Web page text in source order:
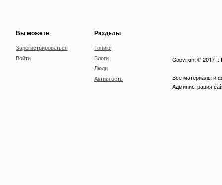
Вы можете
Зарегистрироваться
Войти
Разделы
Топики
Блоги
Люди
Активность
Copyright © 2017 ::
Все материалы и
Администрация